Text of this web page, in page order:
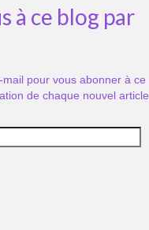
à ce blog par
pour vous abonner à ce
de chaque nouvel article